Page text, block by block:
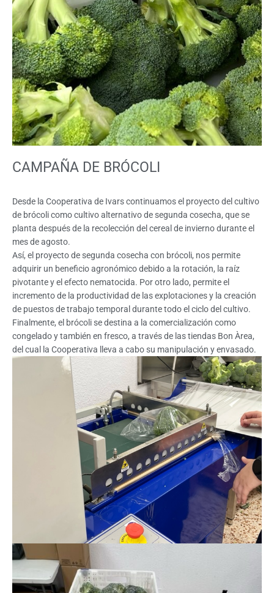
CAMPAÑA DE BRÓCOLI
Desde la Cooperativa de Ivars continuamos el proyecto del cultivo
de brócoli como cultivo alternativo de segunda cosecha, que se
planta después de la recolección del cereal de invierno durante el
mes de agosto.
Así, el proyecto de segunda cosecha con brócoli, nos permite
adquirir un beneficio agronómico debido a la rotación, la raíz
pivotante y el efecto nematocida. Por otro lado, permite el
incremento de la productividad de las explotaciones y la creación
de puestos de trabajo temporal durante todo el ciclo del cultivo.
Finalmente, el brócoli se destina a la comercialización como
congelado y también en fresco, a través de las tiendas Bon Àrea,
del cual la Cooperativa lleva a cabo su manipulación y envasado.